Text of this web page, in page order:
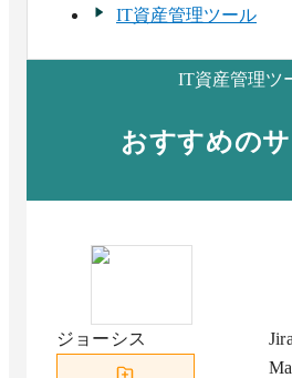
IT資産管理ツール
IT資産管理ツ
おすすめの
ジョーシス